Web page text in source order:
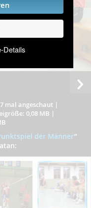
Details
mal angeschaut |
0,08 MB |
der Männer”